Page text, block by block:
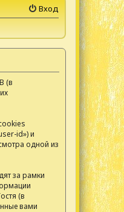
Вход
(в
id») и
одной из
за рамки
(в
вами